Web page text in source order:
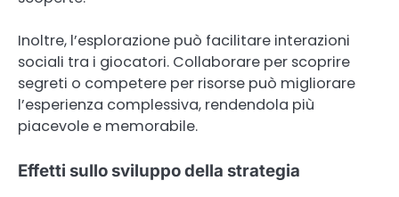
Inoltre, l’esplorazione può facilitare interazioni
sociali tra i giocatori. Collaborare per scoprire
segreti o competere per risorse può migliorare
l’esperienza complessiva, rendendola più
piacevole e memorabile.
Effetti sullo sviluppo della strategia